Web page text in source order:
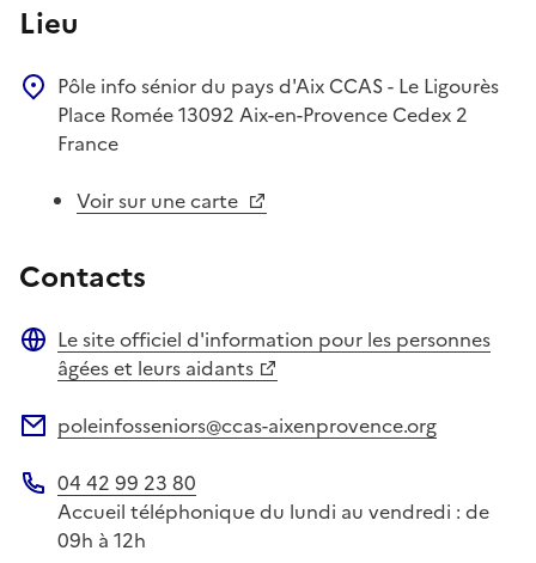
Lieu
Pôle info sénior du pays d'Aix CCAS - Le Ligourès
Place Romée13092 Aix-en-Provence Cedex 2
France
Voir sur une carte
Contacts
Site web
Le site officiel d'information pour les personnes
âgées et leurs aidants
poleinfosseniors@ccas-aixenprovence.org
Téléphone
04 42 99 23 80
Accueil téléphonique du lundi au vendredi : de
09h à 12h